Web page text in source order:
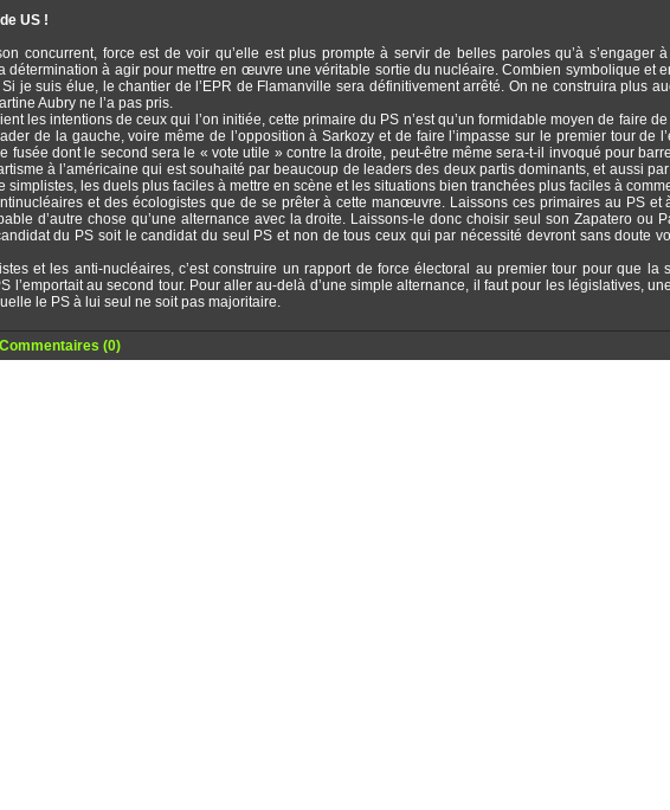
US !
concurrent, force est de voir qu’elle est plus prompte à servir de belles paroles qu’à s’engager
détermination à agir pour mettre en œuvre une véritable sortie du nucléaire. Combien symbolique et
je suis élue, le chantier de l’EPR de Flamanville sera définitivement arrêté. On ne construira plus
Aubry ne l’a pas pris.
les intentions de ceux qui l’on initiée, cette primaire du PS n’est qu’un formidable moyen de faire
de la gauche, voire même de l’opposition à Sarkozy et de faire l’impasse sur le premier tour de
fusée dont le second sera le « vote utile » contre la droite, peut-être même sera-t-il invoqué pour
à l’américaine qui est souhaité par beaucoup de leaders des deux partis dominants, et aussi
simplistes, les duels plus faciles à mettre en scène et les situations bien tranchées plus faciles à
et des écologistes que de se prêter à cette manœuvre. Laissons ces primaires au PS et
d’autre chose qu’une alternance avec la droite. Laissons-le donc choisir seul son Zapatero ou
du PS soit le candidat du seul PS et non de tous ceux qui par nécessité devront sans doute
et les anti-nucléaires, c’est construire un rapport de force électoral au premier tour pour que la
l’emportait au second tour. Pour aller au-delà d’une simple alternance, il faut pour les législatives,
le PS à lui seul ne soit pas majoritaire.
Commentaires (0)